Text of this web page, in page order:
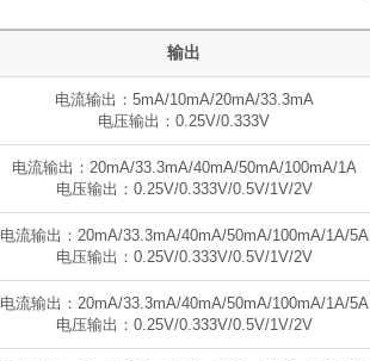
输出
电流输出：5mA/10mA/20mA/33.3mA
电压输出：0.25V/0.333V
电流输出：20mA/33.3mA/40mA/50mA/100mA/1A
电压输出：0.25V/0.333V/0.5V/1V/2V
电流输出：20mA/33.3mA/40mA/50mA/100mA/1A/5A
电压输出：0.25V/0.333V/0.5V/1V/2V
电流输出：20mA/33.3mA/40mA/50mA/100mA/1A/5A
电压输出：0.25V/0.333V/0.5V/1V/2V